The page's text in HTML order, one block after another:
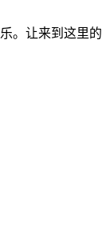
。让来到这里